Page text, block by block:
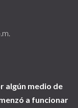
algún medio de
a funcionar